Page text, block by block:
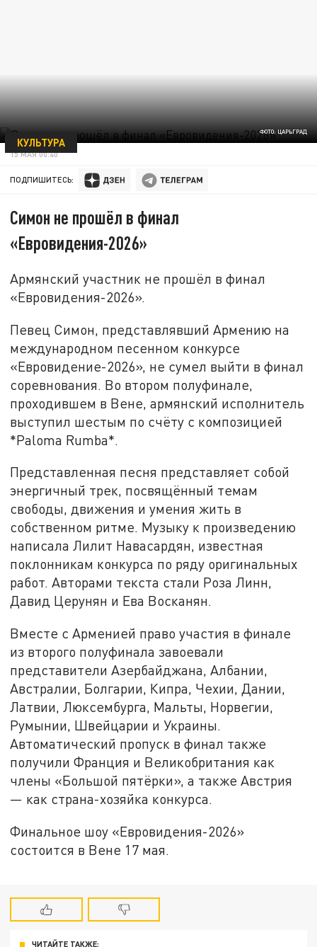
ФОТО: ЦАРЬГРАД
КУЛЬТУРА
15 МАЯ 00:40
ПОДПИШИТЕСЬ:
Симон не прошёл в финал
«Евровидения-2026»
Армянский участник не прошёл в финал
«Евровидения-2026».
Певец Симон, представлявший Армению на
международном песенном конкурсе
«Евровидение-2026», не сумел выйти в финал
соревнования. Во втором полуфинале,
проходившем в Вене, армянский исполнитель
выступил шестым по счёту с композицией
*Paloma Rumba*.
Представленная песня представляет собой
энергичный трек, посвящённый темам
свободы, движения и умения жить в
собственном ритме. Музыку к произведению
написала Лилит Навасардян, известная
поклонникам конкурса по ряду оригинальных
работ. Авторами текста стали Роза Линн,
Давид Церунян и Ева Восканян.
Вместе с Арменией право участия в финале
из второго полуфинала завоевали
представители Азербайджана, Албании,
Австралии, Болгарии, Кипра, Чехии, Дании,
Латвии, Люксембурга, Мальты, Норвегии,
Румынии, Швейцарии и Украины.
Автоматический пропуск в финал также
получили Франция и Великобритания как
члены «Большой пятёрки», а также Австрия
— как страна-хозяйка конкурса.
Финальное шоу «Евровидения-2026»
состоится в Вене 17 мая.
ЧИТАЙТЕ ТАКЖЕ: